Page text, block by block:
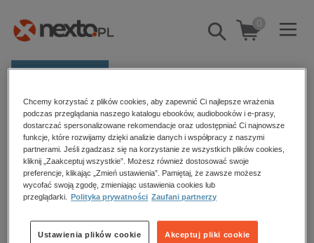
Pokaż/schowaj
wyszukiwarkę
0
Kategorie
Zobacz wszystkie E-prasa
budownictwo, aranżacja wnętrz
biznesowe, branżowe, gospodarka
dzienniki
Strona główna Martyna Krzysztofik
Martyna Krzysztofik
Sortowanie Filtrowanie
Chcemy korzystać z plików cookies, aby zapewnić Ci najlepsze wrażenia
podczas przeglądania naszego katalogu ebooków, audiobooków i e-prasy,
dostarczać spersonalizowane rekomendacje oraz udostępniać Ci najnowsze
funkcje, które rozwijamy dzięki analizie danych i współpracy z naszymi
partnerami. Jeśli zgadzasz się na korzystanie ze wszystkich plików cookies,
kliknij „Zaakceptuj wszystkie”. Możesz również dostosować swoje
preferencje, klikając „Zmień ustawienia”. Pamiętaj, że zawsze możesz
wycofać swoją zgodę, zmieniając ustawienia cookies lub
przeglądarki.
Polityka prywatności Zaufani partnerzy
Akceptuj pliki cookie
Ustawienia plików cookie